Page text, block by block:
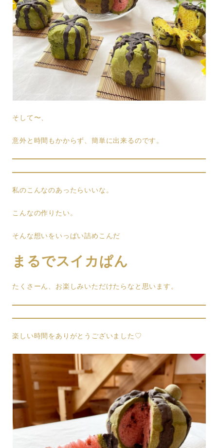
そして〜、
意外と時間もかからず、簡単に出来るのです。
私のこんなのあったらいいな。
こんなの作りたい。
そんな想いをいっぱい詰めこんだ
まるでスイカぱん
たくさーん、お楽しみいただけたらなと思います。
楽しい時間をありがとうございました♡